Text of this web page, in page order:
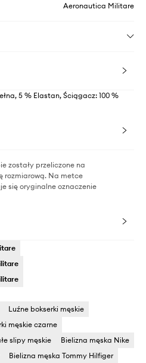
Aeronautica Militare
5 % Elastan, Ściągacz: 100 %
zostały przeliczone na
rozmiarową. Na metce
się oryginalne oznaczenie
Luźne bokserki męskie
męskie czarne
slipy męskie
Bielizna męska Nike
Bielizna męska Tommy Hilfiger